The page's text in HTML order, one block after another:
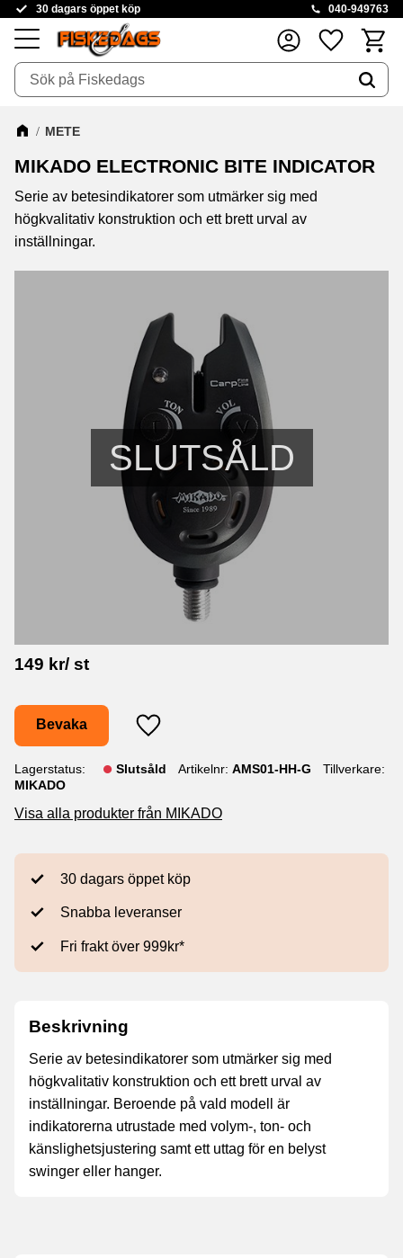
Meny
30 dagars öppet köp 040-949763
Favoriter
METE
MIKADO ELECTRONIC BITE INDICATOR
Serie av betesindikatorer som utmärker sig med
högkvalitativ konstruktion och ett brett urval av
inställningar.
SLUTSÅLD
149 kr/ st
Lägg till i favoriter
Bevaka
Lagerstatus Slutsåld Artikelnr AMS01-HH-G
Tillverkare
MIKADO
Visa alla produkter från MIKADO
30 dagars öppet köp
Snabba leveranser
Fri frakt över 999kr*
Beskrivning
Serie av betesindikatorer som utmärker sig med
högkvalitativ konstruktion och ett brett urval av
inställningar. Beroende på vald modell är
indikatorerna utrustade med volym-, ton- och
känslighetsjustering samt ett uttag för en belyst
swinger eller hanger.